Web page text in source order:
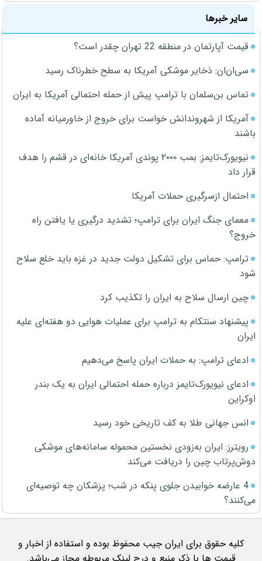
سایر خبرها
قیمت آپارتمان در منطقه 22 تهران چقدر است؟
سی‌ان‌ان: ذخایر موشکی آمریکا به سطح خطرناک رسید
تماس بن‌سلمان با ترامپ پیش از حمله احتمالی آمریکا به ایران
آمریکا از شهروندانش خواست برای خروج از خاورمیانه آماده
باشند
نیویورک‌تایمز: بمب ۲۰۰۰ پوندی آمریکا خانه‌ای در قشم را هدف
قرار داد
احتمال ازسرگیری حملات آمریکا
معمای جنگ ایران برای ترامپ؛ تشدید درگیری یا یافتن راه
خروج؟
ترامپ: حماس برای تشکیل دولت جدید در غزه باید خلع سلاح
شود
چین ارسال سلاح به ایران را تکذیب کرد
پیشنهاد سنتکام به ترامپ برای عملیات هوایی دو هفته‌ای علیه
ایران
ادعای ترامپ: به حملات ایران پاسخ می‌دهیم
ادعای نیویورک‌تایمز درباره حمله احتمالی ایران به یک بندر
اوکراین
انس جهانی طلا به کف تاریخی خود رسید
رویترز: ایران به‌زودی نخستین محموله سامانه‌های موشکی
دوش‌پرتاب چین را دریافت می‌کند
4 عارضه خوابیدن جلوی پنکه در شب؛ پزشکان چه توصیه‌ای
می‌کنند؟
کلیه حقوق برای ایران جیب محفوظ بوده و استفاده از اخبار و